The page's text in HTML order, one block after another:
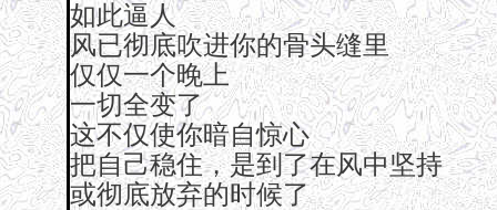
如此逼人
风已彻底吹进你的骨头缝里
仅仅一个晚上
一切全变了
这不仅使你暗自惊心
把自己稳住，是到了在风中坚持
或彻底放弃的时候了